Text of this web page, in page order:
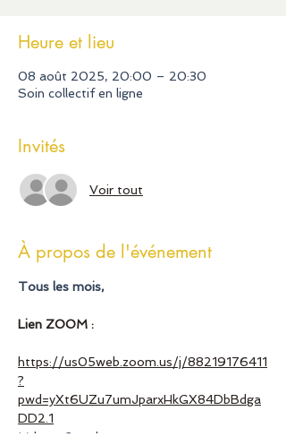
Heure et lieu
08 août 2025, 20:00 – 20:30
Soin collectif en ligne
Invités
Voir tout
À propos de l'événement
Tous les mois,
Lien ZOOM :
https://us05web.zoom.us/j/88219176411
?
pwd=yXt6UZu7umJparxHkGX84DbBdga
DD2.1
Mdp :
m2qrzd